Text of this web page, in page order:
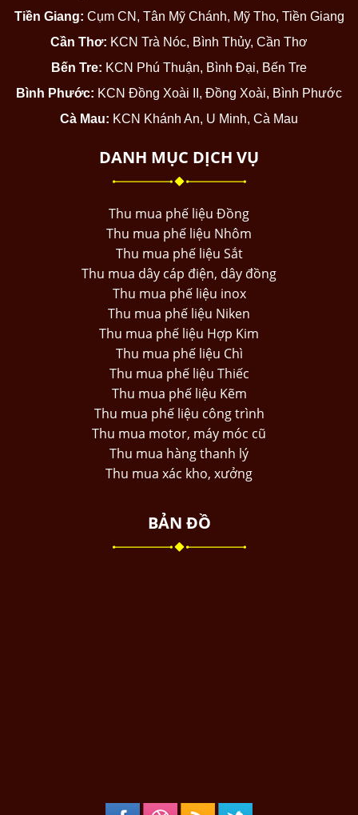
Tiền Giang: Cụm CN, Tân Mỹ Chánh, Mỹ Tho, Tiền Giang
Cần Thơ: KCN Trà Nóc, Bình Thủy, Cần Thơ
Bến Tre: KCN Phú Thuận, Bình Đại, Bến Tre
Bình Phước: KCN Đồng Xoài II, Đồng Xoài, Bình Phước
Cà Mau: KCN Khánh An, U Minh, Cà Mau
DANH MỤC DỊCH VỤ
Thu mua phế liệu Đồng
Thu mua phế liệu Nhôm
Thu mua phế liệu Sắt
Thu mua dây cáp điện, dây đồng
Thu mua phế liệu inox
Thu mua phế liệu Niken
Thu mua phế liệu Hợp Kim
Thu mua phế liệu Chì
Thu mua phế liệu Thiếc
Thu mua phế liệu Kẽm
Thu mua phế liệu công trình
Thu mua motor, máy móc cũ
Thu mua hàng thanh lý
Thu mua xác kho, xưởng
BẢN ĐỒ